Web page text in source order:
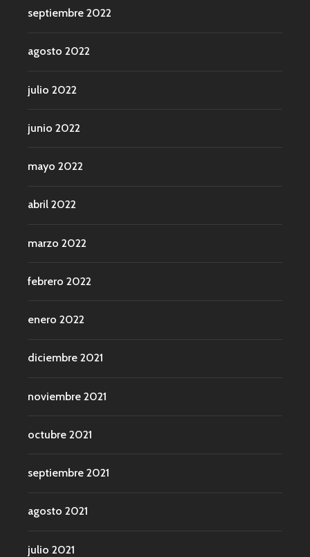
septiembre 2022
agosto 2022
julio 2022
junio 2022
mayo 2022
abril 2022
marzo 2022
febrero 2022
enero 2022
diciembre 2021
noviembre 2021
octubre 2021
septiembre 2021
agosto 2021
julio 2021